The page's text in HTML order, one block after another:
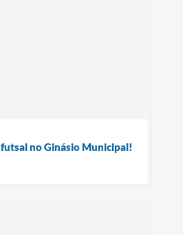
no Ginásio Municipal!